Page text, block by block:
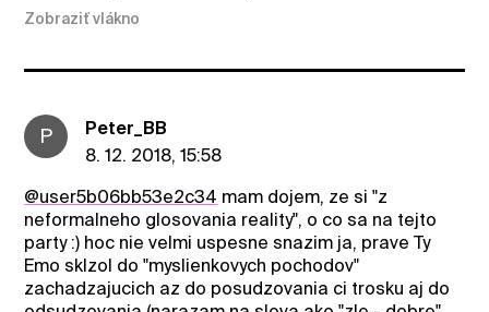
Zobraziť vlákno
P
Peter_BB
8. 12. 2018, 15:58
@user5b06bb53e2c34 mam dojem, ze si "z
neformalneho glosovania reality", o co sa na tejto
party :) hoc nie velmi uspesne snazim ja, prave Ty
Emo sklzol do "myslienkovych pochodov"
zachadzajucich az do posudzovania ci trosku aj do